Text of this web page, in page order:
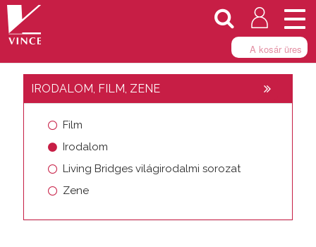
A kosár üres
IRODALOM, FILM, ZENE
Film
Irodalom
Living Bridges világirodalmi sorozat
Zene